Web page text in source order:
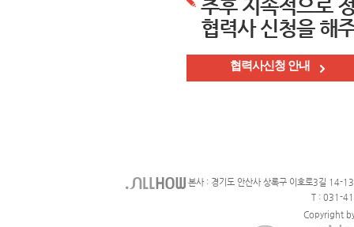
추후 지속적으로
협력사 신청을 해
협력사신청 안내
본사 : 경기도 안산사 상록구 이호로3길 14-
T : 031-
Copyright